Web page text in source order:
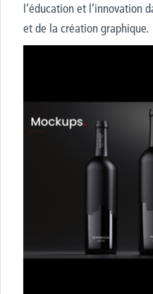
l’éducation et l’innovation
et de la création graphique.